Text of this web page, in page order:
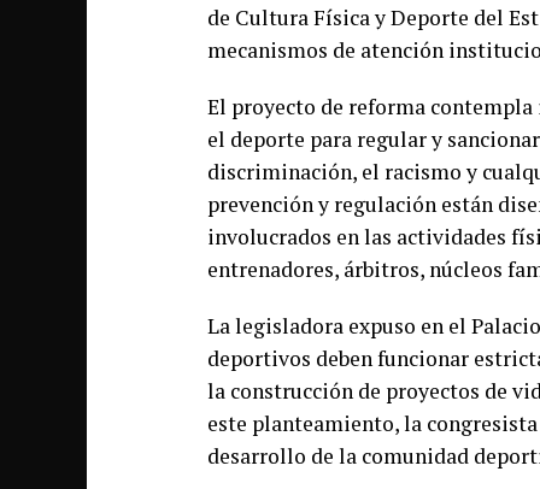
de Cultura Física y Deporte del
mecanismos de atención
El proyecto de reforma
el deporte para regular y
discriminación, el racismo y
prevención y regulación están
involucrados en las actividades
entrenadores, árbitros, núcleos
La legisladora expuso en el
deportivos deben funcionar
la construcción de proyectos de
este planteamiento, la
desarrollo de la comunidad